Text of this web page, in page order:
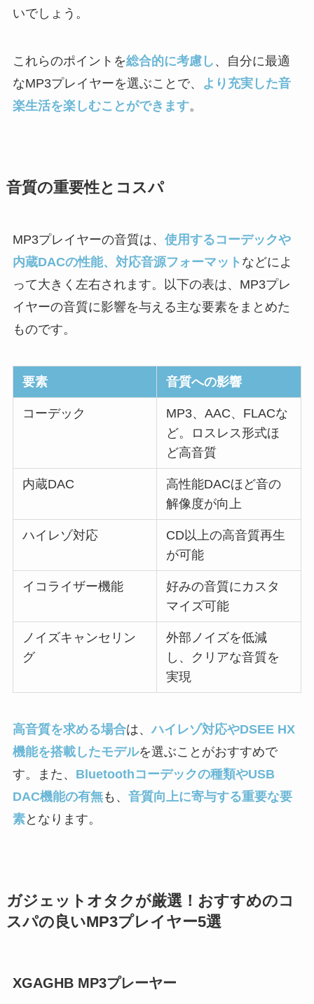
いでしょう。
これらのポイントを総合的に考慮し 、自分に最適
なMP3プレイヤーを選ぶことで、
より充実した音
楽生活を楽しむことができます。
音質の重要性とコスパ
MP3プレイヤーの音質は、 使用するコーデックや
内蔵DACの性能、対応音源フォーマット などによ
って大きく左右されます。以下の表は、MP3プレ
イヤーの音質に影響を与える主な要素をまとめた
ものです。
要素 音質への影響
コーデック
MP3、AAC、FLACな
ど。ロスレス形式ほ
ど高音質
内蔵DAC
高性能DACほど音の
解像度が向上
ハイレゾ対応
CD以上の高音質再生
が可能
イコライザー機能
好みの音質にカスタ
マイズ可能
ノイズキャンセリン
グ
外部ノイズを低減
し、クリアな音質を
実現
高音質を求める場合は、ハイレゾ対応やDSEE HX
機能を搭載したモデルを選ぶことがおすすめで
す。また、 Bluetoothコーデックの種類やUSB
DAC機能の有無も、 音質向上に寄与する重要な要
素となります。
ガジェットオタクが厳選！おすすめのコ
スパの良いMP3プレイヤー5選
XGAGHB MP3プレーヤー